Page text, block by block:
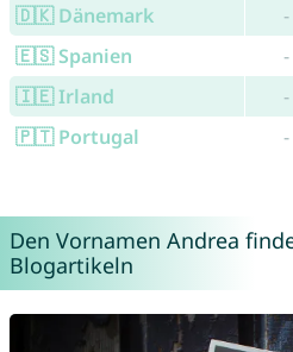
🇩🇰 Dänemark
-
🇪🇸 Spanien
-
🇮🇪 Irland
-
🇵🇹 Portugal
-
Den Vornamen Andrea
Blogartikeln